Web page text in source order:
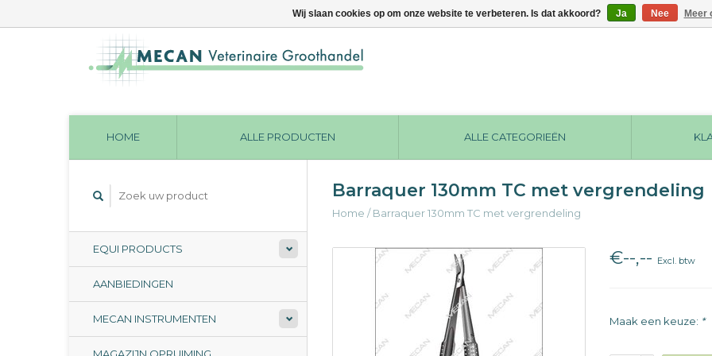
HOME ALLE PRODUCTEN ALLE CATEGORIEËN
EQUI PRODUCTS
AANBIEDINGEN
MECAN INSTRUMENTEN
Barraquer 130mm TC met vergrendeling
Home /Barraquer 130mm TC met vergrendeling
€--,-- Excl. btw
Maak een keuze: *
Wij slaan cookies op om onze website te verbeteren. Is dat akkoord? Ja Nee Meer